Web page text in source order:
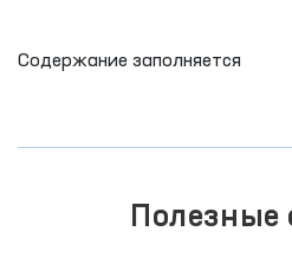
Содержание заполняется
Полезные